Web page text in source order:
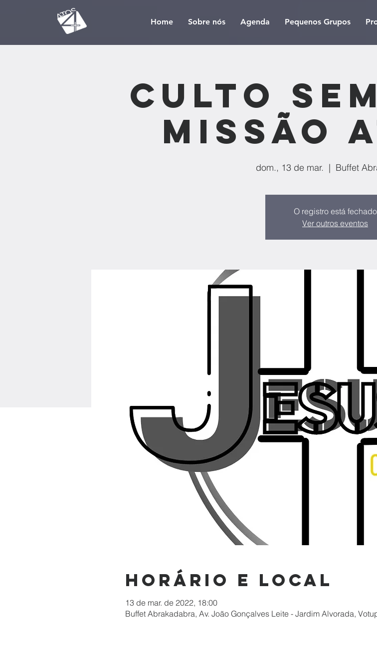
Home Sobre nós Agenda Pequenos Grupos
Culto
Missão
dom., 13 de mar.
  |
Buffet
O registro está fechado
Ver outros eventos
Horário e local
13 de mar. de 2022, 18:00
Buffet Abrakadabra, Av. João Gonçalves Leite - Jardim Alvorada,